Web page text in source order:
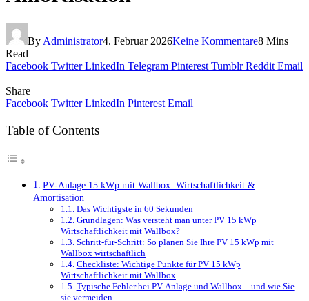
By Administrator4. Februar 2026Keine Kommentare8 Mins
Read
Facebook Twitter LinkedIn Telegram Pinterest Tumblr Reddit Email
Share
Facebook Twitter LinkedIn Pinterest Email
Table of Contents
PV-Anlage 15 kWp mit Wallbox: Wirtschaftlichkeit &
Amortisation
Das Wichtigste in 60 Sekunden
Grundlagen: Was versteht man unter PV 15 kWp
Wirtschaftlichkeit mit Wallbox?
Schritt-für-Schritt: So planen Sie Ihre PV 15 kWp mit
Wallbox wirtschaftlich
Checkliste: Wichtige Punkte für PV 15 kWp
Wirtschaftlichkeit mit Wallbox
Typische Fehler bei PV-Anlage und Wallbox – und wie Sie
sie vermeiden